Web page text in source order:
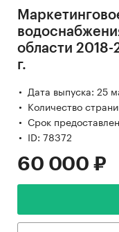
области 2018-
г.
Дата выпуска: 25
Количество
Срок
ID: 78372
60 000 ₽